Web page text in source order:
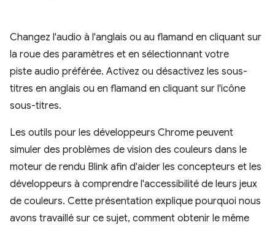
Changez l'audio à l'anglais ou au flamand en cliquant sur
la roue des paramètres et en sélectionnant votre
piste audio préférée. Activez ou désactivez les sous-
titres en anglais ou en flamand en cliquant sur l'icône
sous-titres.
Les outils pour les développeurs Chrome peuvent
simuler des problèmes de vision des couleurs dans le
moteur de rendu Blink afin d'aider les concepteurs et les
développeurs à comprendre l'accessibilité de leurs jeux
de couleurs. Cette présentation explique pourquoi nous
avons travaillé sur ce sujet, comment obtenir le même